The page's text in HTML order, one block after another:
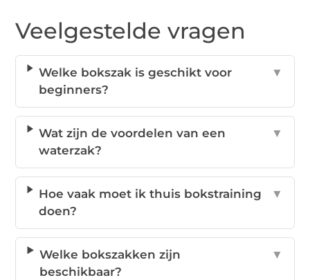
Veelgestelde vragen
Welke bokszak is geschikt voor
beginners?
▼
Wat zijn de voordelen van een
waterzak?
▼
Hoe vaak moet ik thuis bokstraining
doen?
▼
Welke bokszakken zijn
beschikbaar?
▼